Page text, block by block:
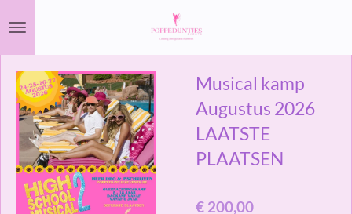
de
hoofdinhoud
Musical kamp
Augustus 2026
LAATSTE
PLAATSEN
€ 200,00